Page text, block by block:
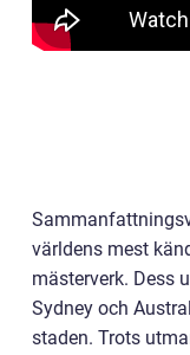
världens mest
mästerverk. Dess
Sydney och
staden. Trots